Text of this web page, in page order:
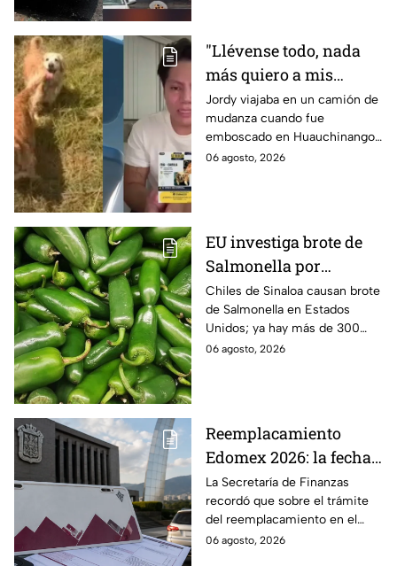
"Llévense todo, nada
más quiero a mis
perritas": Asaltan a un
joven, vacían sus
cuentas y le roban a sus
mascotas en
Jordy viajaba en un camión de
mudanza cuando fue
emboscado en Huauchinango,
Puebla, Además de quitarle
06 agosto, 2026
EU investiga brote de
Salmonella por
jalapeños de Sinaloa
Chiles de Sinaloa causan brote
de Salmonella en Estados
Unidos; ya hay más de 300
enfermos en 27 estados.
06 agosto, 2026
Reemplacamiento
Edomex 2026: la fecha
límite para obtener el
100% de descuento
La Secretaría de Finanzas
recordó que sobre el trámite
del reemplacamiento en el
Edomex, ¿hasta cuándo se
06 agosto, 2026